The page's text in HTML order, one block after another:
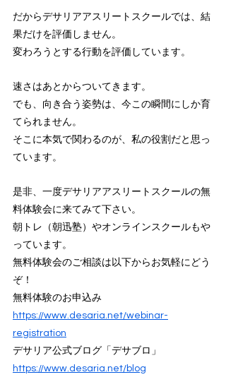
だからデサリアアスリートスクールでは、結
果だけを評価しません。
変わろうとする行動を評価しています。
速さはあとからついてきます。
でも、向き合う姿勢は、今この瞬間にしか育
てられません。
そこに本気で関わるのが、私の役割だと思っ
ています。
是非、一度デサリアアスリートスクールの無
料体験会に来てみて下さい。
朝トレ（朝迅塾）やオンラインスクールもや
っています。
無料体験会のご相談は以下からお気軽にどう
ぞ！
無料体験のお申込み
https://www.desaria.net/webinar-
registration
デサリア公式ブログ「デサブロ」
https://www.desaria.net/blog